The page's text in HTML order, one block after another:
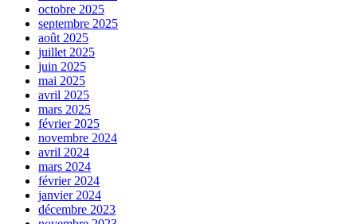
octobre 2025
septembre 2025
août 2025
juillet 2025
juin 2025
mai 2025
avril 2025
mars 2025
février 2025
novembre 2024
avril 2024
mars 2024
février 2024
janvier 2024
décembre 2023